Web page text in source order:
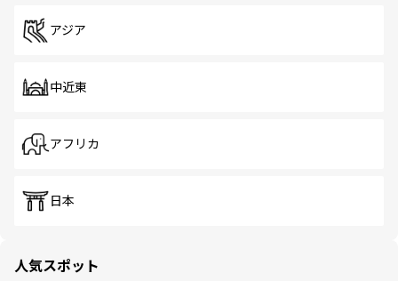
アジア
中近東
アフリカ
日本
人気スポット